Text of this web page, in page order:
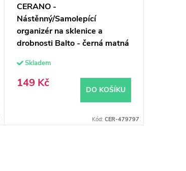
CERANO -
Nástěnný/Samolepící
organizér na sklenice a
drobnosti Balto - černá matná
Skladem
149 Kč
DO KOŠÍKU
Kód: CER-479797